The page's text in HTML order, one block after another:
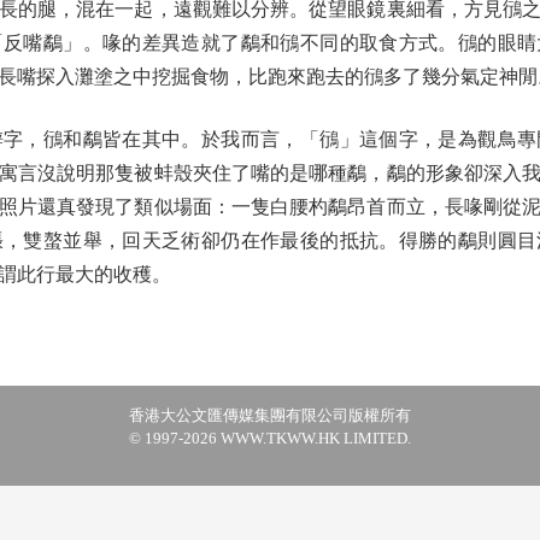
，混在一起，遠觀難以分辨。從望眼鏡裏細看，方見鴴
嘴鷸」。喙的差異造就了鷸和鴴不同的取食方式。鴴的眼
嘴探入灘塗之中挖掘食物，比跑來跑去的鴴多了幾分氣定神
鴴和鷸皆在其中。於我而言，「鴴」這個字，是為觀鳥專
言沒說明那隻被蚌殼夾住了嘴的是哪種鷸，鷸的形象卻深入
片還真發現了類似場面：一隻白腰杓鷸昂首而立，長喙剛從
雙螯並舉，回天乏術卻仍在作最後的抵抗。得勝的鷸則圓
此行最大的收穫。
香港大公文匯傳媒集團有限公司版權所有
© 1997-2026 WWW.TKWW.HK LIMITED.